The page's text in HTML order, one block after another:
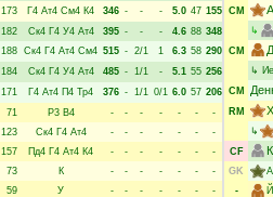
173 Г4 Ат4 См4 К4 346 - - - 5.0 47 155
182 Ск4 Г4 У4 Ат4 395 - - - 4.6 88 348
188 Ск4 Г4 Ат4 См4 515 - 2/1 1 6.3 58 290
184 Ск4 Г4 У4 Ат4 485 - 1/1 - 5.1 55 256
171 Г4 Ат4 П4 Тр4 376 - 1/1 0/1 6.0 57 206
71 Р3 В4 - - - - - -
-
123 Ск4 Г4 Ат4 - - - - - -
-
157 Пд4 Г4 Ат4 К4 - - - - - -
-
73 К - - - - - -
-
59 У - - - - - -
-
CM
↳
CM
↳
CM
RM
↳
CF
GK
-